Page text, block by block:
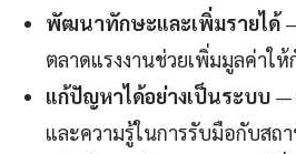
พัฒนาทักษะและเพิ่มรายได้—
ตลาดแรงงานช่วยเพิ่มมูลค่าใ
แก้ปัญหาได้อย่างเป็นระบบ —
และความรู้ในการรับมือกับสถ